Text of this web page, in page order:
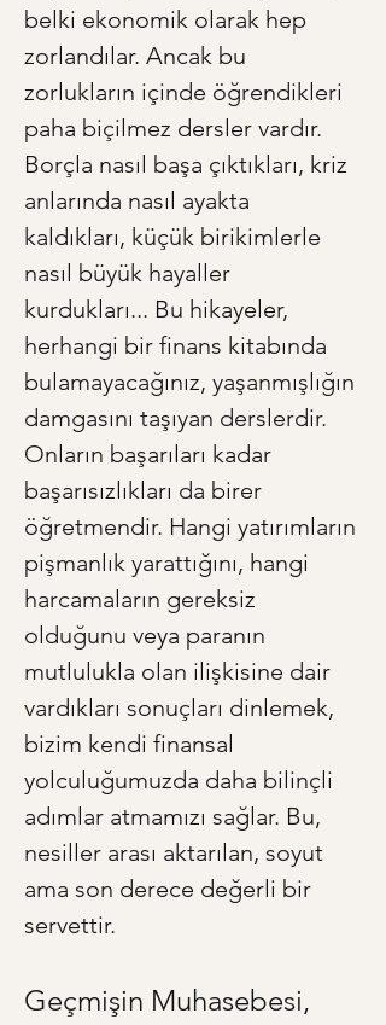
belki ekonomik olarak hep
zorlandılar. Ancak bu
zorlukların içinde öğrendikleri
paha biçilmez dersler vardır.
Borçla nasıl başa çıktıkları, kriz
anlarında nasıl ayakta
kaldıkları, küçük birikimlerle
nasıl büyük hayaller
kurdukları... Bu hikayeler,
herhangi bir finans kitabında
bulamayacağınız, yaşanmışlığın
damgasını taşıyan derslerdir.
Onların başarıları kadar
başarısızlıkları da birer
öğretmendir. Hangi yatırımların
pişmanlık yarattığını, hangi
harcamaların gereksiz
olduğunu veya paranın
mutlulukla olan ilişkisine dair
vardıkları sonuçları dinlemek,
bizim kendi finansal
yolculuğumuzda daha bilinçli
adımlar atmamızı sağlar. Bu,
nesiller arası aktarılan, soyut
ama son derece değerli bir
servettir.
Geçmişin Muhasebesi,